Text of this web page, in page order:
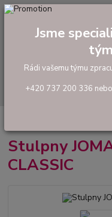
tel: +420 737 200 336
Stulpny
CLASSIC
Jsme
Rádi vašemu týmu
+420 737 200 336